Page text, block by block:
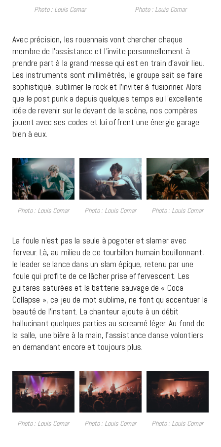
Photo : Louis Comar Photo : Louis Comar
Avec précision, les rouennais vont chercher chaque
membre de l’assistance et l’invite personnellement à
prendre part à la grand messe qui est en train d’avoir lieu.
Les instruments sont millimétrés, le groupe sait se faire
sophistiqué, sublimer le rock et l’inviter à fusionner. Alors
que le post punk a depuis quelques temps eu l’excellente
idée de revenir sur le devant de la scène, nos compères
jouent avec ses codes et lui offrent une énergie garage
bien à eux.
Photo : Louis Comar Photo : Louis Comar Photo : Louis Comar
La foule n’est pas la seule à pogoter et slamer avec
ferveur. Là, au milieu de ce tourbillon humain bouillonnant,
le leader se lance dans un slam épique, retenu par une
foule qui profite de ce lâcher prise effervescent. Les
guitares saturées et la batterie sauvage de « Coca
Collapse », ce jeu de mot sublime, ne font qu’accentuer la
beauté de l’instant. La chanteur ajoute à un débit
hallucinant quelques parties au screamé léger. Au fond de
la salle, une bière à la main, l’assistance danse volontiers
en demandant encore et toujours plus.
Photo : Louis Comar Photo : Louis Comar Photo : Louis Comar